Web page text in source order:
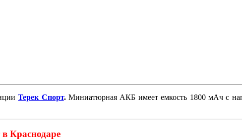
Терек Спорт.Миниатюрная АКБ имеет емкость 1800 мАч с
Краснодаре